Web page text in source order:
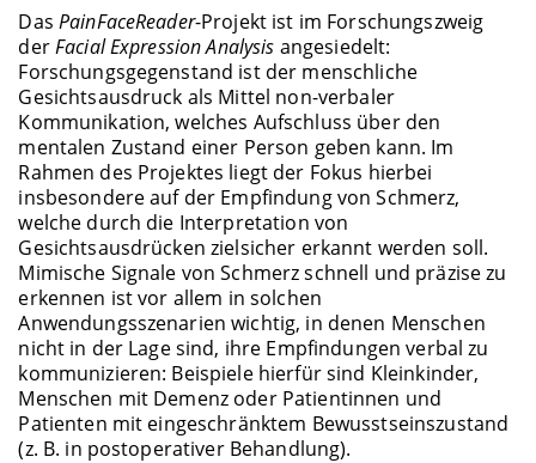
fis.uni-bamberg.de
Das PainFaceReader-Projekt ist im Forschungszweig
derFacial Expression Analysis angesiedelt:
Forschungsgegenstand ist der menschliche
Gesichtsausdruck als Mittel non-verbaler
Kommunikation, welches Aufschluss über den
mentalen Zustand einer Person geben kann. Im
Rahmen des Projektes liegt der Fokus hierbei
insbesondere auf der Empfindung von Schmerz,
welche durch die Interpretation von
Gesichtsausdrücken zielsicher erkannt werden soll.
Mimische Signale von Schmerz schnell und präzise zu
erkennen ist vor allem in solchen
Anwendungsszenarien wichtig, in denen Menschen
nicht in der Lage sind, ihre Empfindungen verbal zu
kommunizieren: Beispiele hierfür sind Kleinkinder,
Menschen mit Demenz oder Patientinnen und
Patienten mit eingeschränktem Bewusstseinszustand
(z. B. in postoperativer Behandlung).